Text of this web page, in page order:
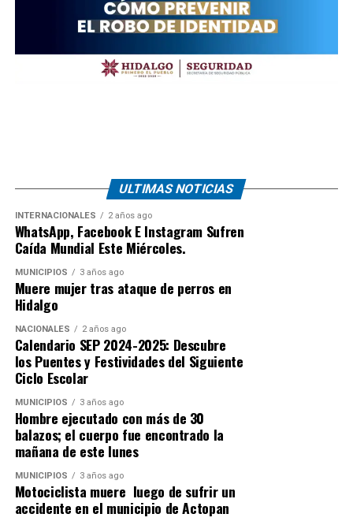
ULTIMAS NOTICIAS
INTERNACIONALES 2 años ago
WhatsApp, Facebook E Instagram Sufren
Caída Mundial Este Miércoles.
MUNICIPIOS 3 años ago
Muere mujer tras ataque de perros en
Hidalgo
NACIONALES 2 años ago
Calendario SEP 2024-2025: Descubre
los Puentes y Festividades del Siguiente
Ciclo Escolar
MUNICIPIOS 3 años ago
Hombre ejecutado con más de 30
balazos; el cuerpo fue encontrado la
mañana de este lunes
MUNICIPIOS 3 años ago
Motociclista muere luego de sufrir un
accidente en el municipio de Actopan